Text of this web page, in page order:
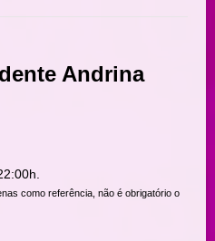
Andrina
como referência, não é obrigatório o